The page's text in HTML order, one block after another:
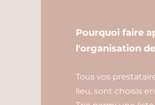
Pourquoi faire
l'organisation
Tous vos
lieu, sont choisis